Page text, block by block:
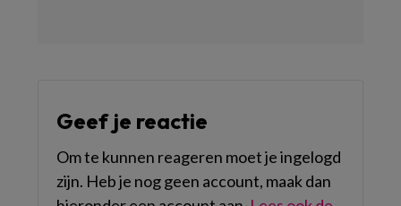
Geef je reactie
Om te kunnen reageren moet je ingelogd
zijn. Heb je nog geen account, maak dan